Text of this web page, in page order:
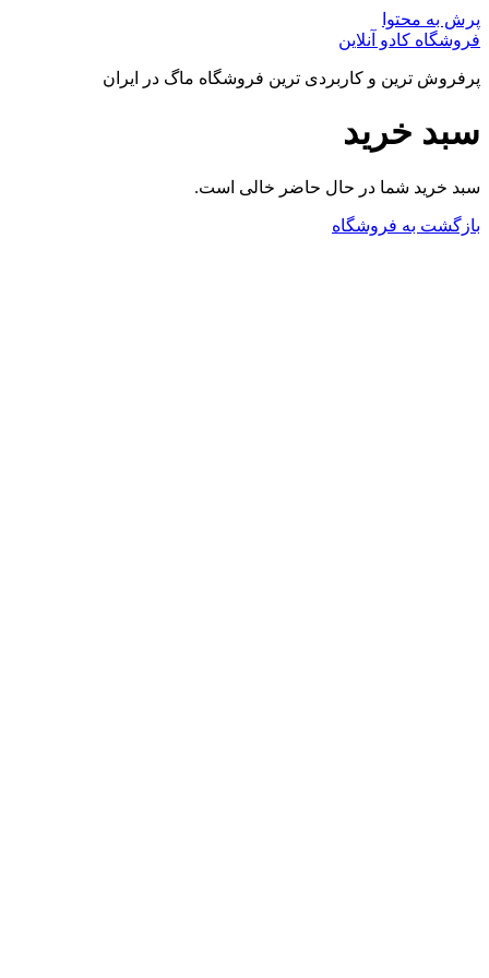
پرش به محتوا
فروشگاه کادو آنلاین
پرفروش ترین و کاربردی ترین فروشگاه ماگ در ایران
سبد خرید
سبد خرید شما در حال حاضر خالی است.
بازگشت به فروشگاه